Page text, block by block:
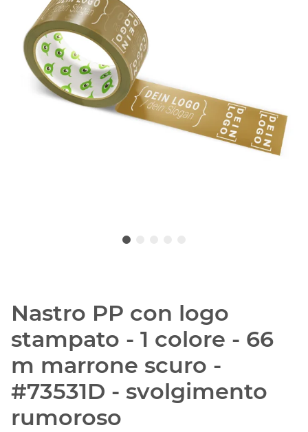
Nastro PP con logo
stampato - 1 colore - 66
m marrone scuro -
#73531D - svolgimento
rumoroso